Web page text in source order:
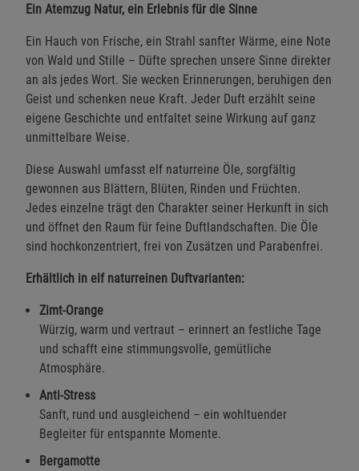
Ein Atemzug Natur, ein Erlebnis für die Sinne
Ein Hauch von Frische, ein Strahl sanfter Wärme, eine Note
von Wald und Stille – Düfte sprechen unsere Sinne direkter
an als jedes Wort. Sie wecken Erinnerungen, beruhigen den
Geist und schenken neue Kraft. Jeder Duft erzählt seine
eigene Geschichte und entfaltet seine Wirkung auf ganz
unmittelbare Weise.
Diese Auswahl umfasst elf naturreine Öle, sorgfältig
gewonnen aus Blättern, Blüten, Rinden und Früchten.
Jedes einzelne trägt den Charakter seiner Herkunft in sich
und öffnet den Raum für feine Duftlandschaften. Die Öle
sind hochkonzentriert, frei von Zusätzen und Parabenfrei.
Erhältlich in elf naturreinen Duftvarianten:
Zimt-Orange
Würzig, warm und vertraut – erinnert an festliche Tage
und schafft eine stimmungsvolle, gemütliche
Atmosphäre.
Anti-Stress
Sanft, rund und ausgleichend – ein wohltuender
Begleiter für entspannte Momente.
Bergamotte